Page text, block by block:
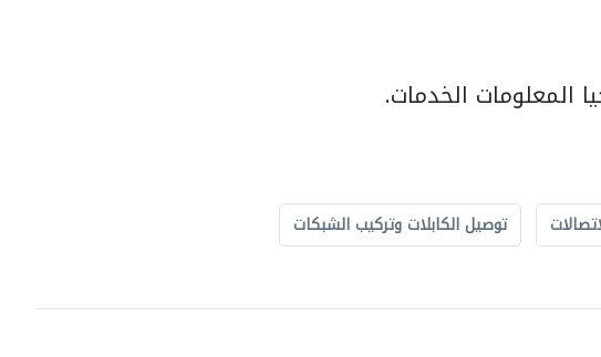
المعلومات الخدمات.
توصيل الكابلات وتركيب الشبكات